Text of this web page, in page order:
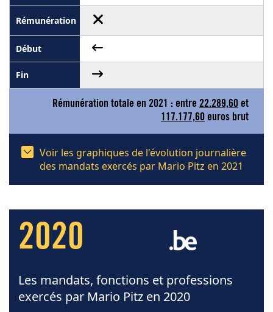
Rémunération totale en 2021 : entre 22.289,60 et
117.177,60 euros brut
Voir les graphiques de l'évolution journalière
des mandats exercés par Mario Pitz en 2021
2020
Les mandats, fonctions et professions
exercés par Mario Pitz en 2020